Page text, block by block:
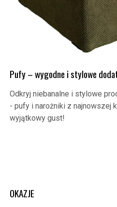
Pufy – wygodne i stylowe
Odkryj niebanalne i stylowe
- pufy i narożniki z najnowszej
wyjątkowy gust!
OKAZJE